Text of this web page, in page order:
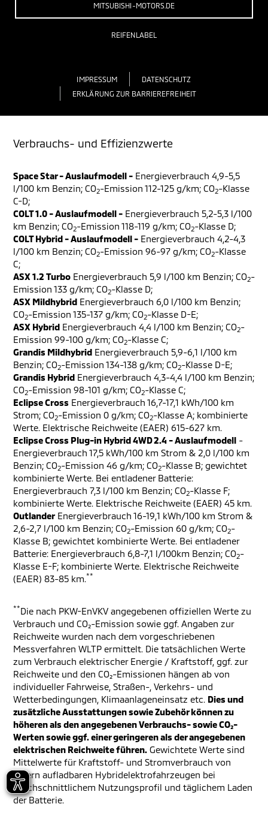
MITSUBISHI-MOTORS.DE
REIFENLABEL
IMPRESSUM
DATENSCHUTZ
ERKLÄRUNG ZUR BARRIEREFREIHEIT
Verbrauchs- und Effizienzwerte
Space Star - Auslaufmodell - Energieverbrauch 4,9-5,5
l/100 km Benzin; CO2-Emission 112-125 g/km; CO2-Klasse
C-D;
COLT 1.0 - Auslaufmodell - Energieverbrauch 5,2-5,3 l/100
km Benzin; CO2-Emission 118-119 g/km; CO2-Klasse D;
COLT Hybrid - Auslaufmodell - Energieverbrauch 4,2-4,3
l/100 km Benzin; CO2-Emission 96-97 g/km; CO2-Klasse
C;
ASX 1.2 Turbo Energieverbrauch 5,9 l/100 km Benzin; CO2-
Emission 133 g/km; CO2-Klasse D;
ASX Mildhybrid Energieverbrauch 6,0 l/100 km Benzin;
CO2-Emission 135-137 g/km; CO2-Klasse D-E;
ASX Hybrid Energieverbrauch 4,4 l/100 km Benzin; CO2-
Emission 99-100 g/km; CO2-Klasse C;
Grandis Mildhybrid Energieverbrauch 5,9-6,1 l/100 km
Benzin; CO2-Emission 134-138 g/km; CO2-Klasse D-E;
Grandis Hybrid Energieverbrauch 4,3-4,4 l/100 km Benzin;
CO2-Emission 98-101 g/km; CO2-Klasse C;
Eclipse Cross Energieverbrauch 16,7-17,1 kWh/100 km
Strom; CO2-Emission 0 g/km; CO2-Klasse A; kombinierte
Werte. Elektrische Reichweite (EAER) 615-627 km.
Eclipse Cross Plug-in Hybrid 4WD 2.4 - Auslaufmodell -
Energieverbrauch 17,5 kWh/100 km Strom & 2,0 l/100 km
Benzin; CO2-Emission 46 g/km; CO2-Klasse B; gewichtet
kombinierte Werte. Bei entladener Batterie:
Energieverbrauch 7,3 l/100 km Benzin; CO2-Klasse F;
kombinierte Werte. Elektrische Reichweite (EAER) 45 km.
Outlander Energieverbrauch 16-19,1 kWh/100 km Strom &
2,6-2,7 l/100 km Benzin; CO2-Emission 60 g/km; CO2-
Klasse B; gewichtet kombinierte Werte. Bei entladener
Batterie: Energieverbrauch 6,8-7,1 l/100km Benzin; CO2-
Klasse E-F; kombinierte Werte. Elektrische Reichweite
(EAER) 83-85 km.**
**Die nach PKW-EnVKV angegebenen offiziellen Werte zu
Verbrauch und CO₂-Emission sowie ggf. Angaben zur
Reichweite wurden nach dem vorgeschriebenen
Messverfahren WLTP ermittelt. Die tatsächlichen Werte
zum Verbrauch elektrischer Energie / Kraftstoff, ggf. zur
Reichweite und den CO₂-Emissionen hängen ab von
individueller Fahrweise, Straßen-, Verkehrs- und
Wetterbedingungen, Klimaanlageneinsatz etc. Dies und
zusätzliche Ausstattungen sowie Zubehör können zu
höheren als den angegebenen Verbrauchs- sowie CO₂-
Werten sowie ggf. einer geringeren als der angegebenen
elektrischen Reichweite führen. Gewichtete Werte sind
Mittelwerte für Kraftstoff- und Stromverbrauch von
extern aufladbaren Hybridelektrofahrzeugen bei
durchschnittlichem Nutzungsprofil und täglichem Laden
der Batterie.